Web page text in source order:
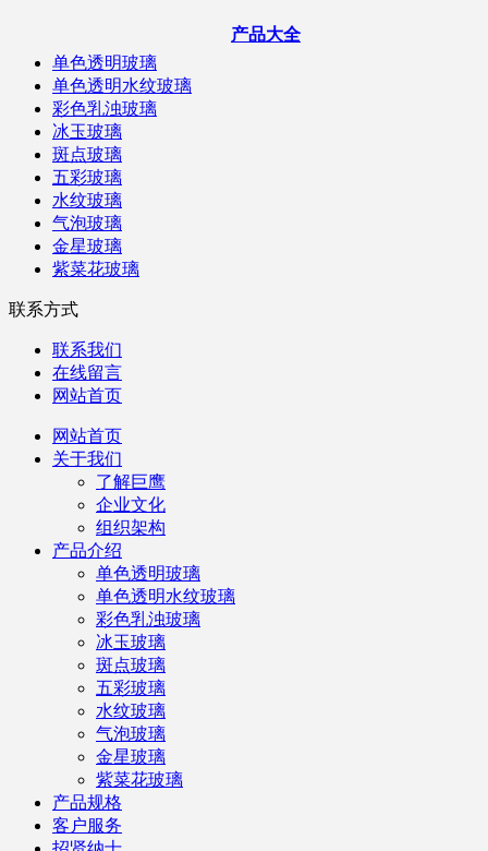
产品大全
单色透明玻璃
单色透明水纹玻璃
彩色乳浊玻璃
冰玉玻璃
斑点玻璃
五彩玻璃
水纹玻璃
气泡玻璃
金星玻璃
紫菜花玻璃
联系方式
联系我们
在线留言
网站首页
网站首页
关于我们
了解巨鹰
企业文化
组织架构
产品介绍
单色透明玻璃
单色透明水纹玻璃
彩色乳浊玻璃
冰玉玻璃
斑点玻璃
五彩玻璃
水纹玻璃
气泡玻璃
金星玻璃
紫菜花玻璃
产品规格
客户服务